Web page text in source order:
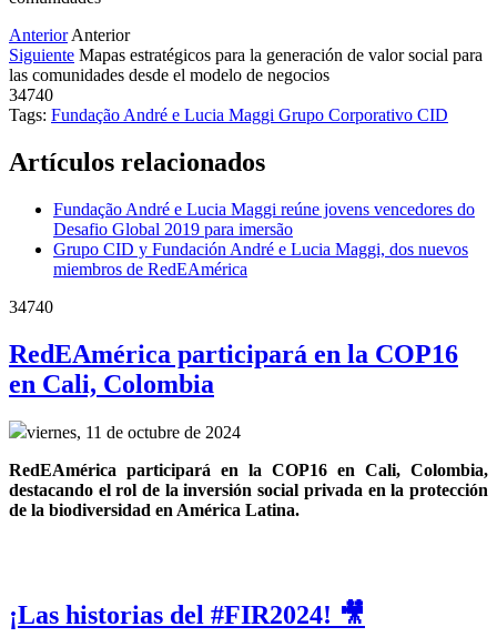
Anterior Anterior
Siguiente Mapas estratégicos para la generación de valor social para
las comunidades desde el modelo de negocios
34740
Tags: Fundação André e Lucia Maggi Grupo Corporativo CID
Artículos relacionados
Fundação André e Lucia Maggi reúne jovens vencedores do
Desafio Global 2019 para imersão
Grupo CID y Fundación André e Lucia Maggi, dos nuevos
miembros de RedEAmérica
34740
RedEAmérica participará en la COP16
en Cali, Colombia
viernes, 11 de octubre de 2024
RedEAmérica participará en la COP16 en Cali, Colombia,
destacando el rol de la inversión social privada en la protección
de la biodiversidad en América Latina.
¡Las historias del #FIR2024! 🎥